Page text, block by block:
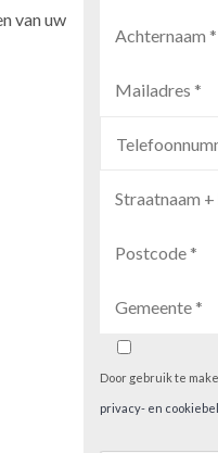
van uw
Door gebruik te
privacy- en